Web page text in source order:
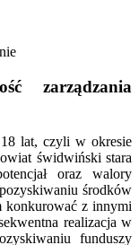
zarządzania
lat, czyli w okresie
świdwiński stara
oraz walory
środków
konkurować z innymi
realizacja w
funduszy